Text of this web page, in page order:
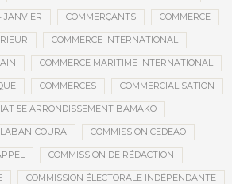
JANVIER COMMERÇANTS COMMERCE
COMMERCE INTERNATIONAL
COMMERCE MARITIME INTERNATIONAL
COMMERCES COMMERCIALISATION
5E ARRONDISSEMENT BAMAKO
COURA COMMISSION CEDEAO
COMMISSION DE RÉDACTION
COMMISSION ÉLECTORALE INDÉPENDANTE